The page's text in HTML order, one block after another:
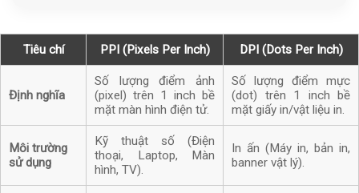
Tiêu chí PPI (Pixels Per Inch) DPI (Dots Per Inch)
Định nghĩa
Số lượng điểm ảnh
(pixel) trên 1 inch bề
mặt màn hình điện tử.
Số lượng điểm mực
(dot) trên 1 inch bề
mặt giấy in/vật liệu in.
Môi trường
sử dụng
Kỹ thuật số (Điện
thoại, Laptop, Màn
hình, TV).
In ấn (Máy in, bản in,
banner vật lý).